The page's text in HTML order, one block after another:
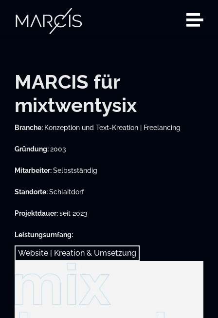
Inhalt
springen
MARCIS für
mixtwentysix
Branche: Konzeption und Text-Kreation | Freelancing
Gründung:2003
Mitarbeiter:Selbstständig
Standorte:Schlaitdorf
Projektdauer:seit 2023
Leistungsumfang:
Website | Kreation & Umsetzung